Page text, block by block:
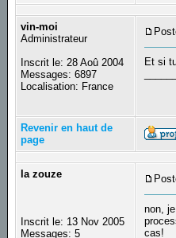
vin-moi
Administrateur
Inscrit le: 28 Aoû 2004
Messages: 6897
Localisation: France
Et si
Revenir en haut de
page
la zouze
Inscrit le: 13 Nov 2005
Messages: 5
non,
cas!